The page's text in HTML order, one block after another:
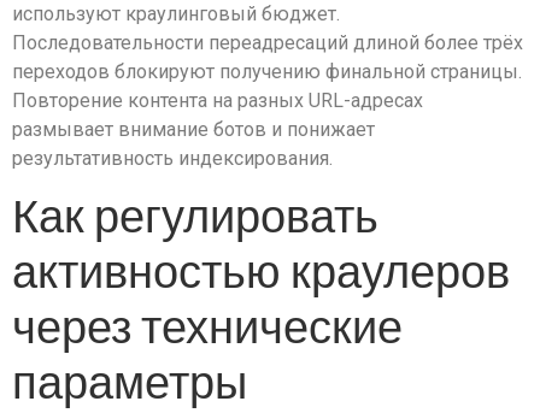
используют краулинговый бюджет.
Последовательности переадресаций длиной более трёх
переходов блокируют получению финальной страницы.
Повторение контента на разных URL-адресах
размывает внимание ботов и понижает
результативность индексирования.
Как регулировать
активностью краулеров
через технические
параметры